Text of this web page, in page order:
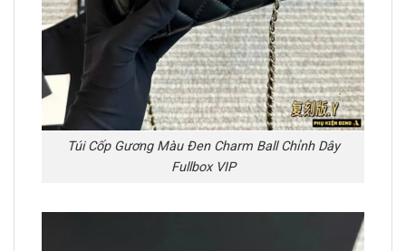
Túi Cốp Gương Màu Đen Charm Ball Chỉnh Dây
Fullbox VIP